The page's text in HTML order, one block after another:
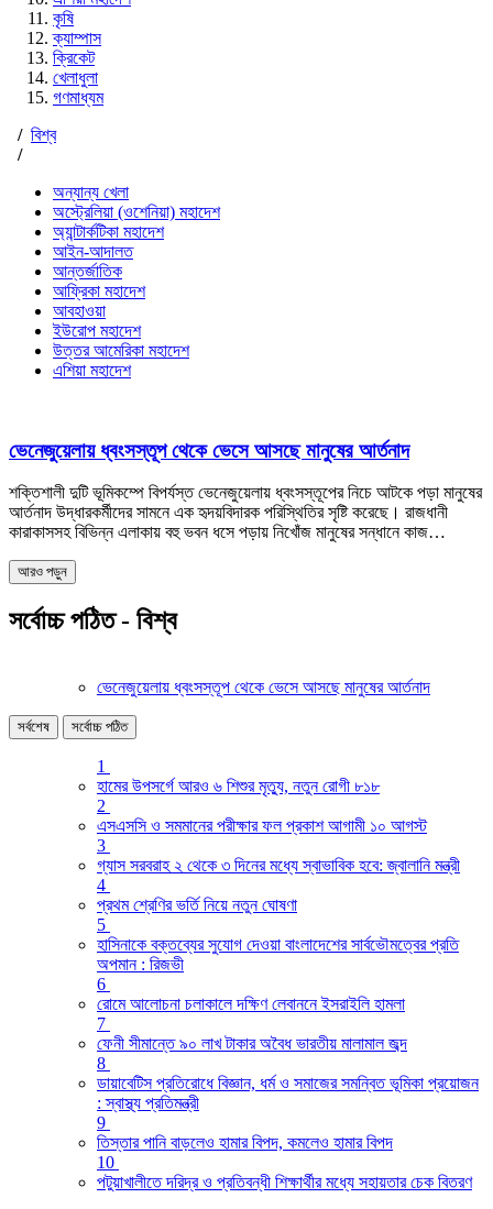
কৃষি
ক্যাম্পাস
ক্রিকেট
খেলাধুলা
গণমাধ্যম
/ বিশ্ব
/
অন্যান্য খেলা
অস্ট্রেলিয়া (ওশেনিয়া) মহাদেশ
অ্যান্টার্কটিকা মহাদেশ
আইন-আদালত
আন্তর্জাতিক
আফ্রিকা মহাদেশ
আবহাওয়া
ইউরোপ মহাদেশ
উত্তর আমেরিকা মহাদেশ
এশিয়া মহাদেশ
ভেনেজুয়েলায় ধ্বংসস্তূপ থেকে ভেসে আসছে মানুষের আর্তনাদ
শক্তিশালী দুটি ভূমিকম্পে বিপর্যস্ত ভেনেজুয়েলায় ধ্বংসস্তূপের নিচে আটকে পড়া মানুষের
আর্তনাদ উদ্ধারকর্মীদের সামনে এক হৃদয়বিদারক পরিস্থিতির সৃষ্টি করেছে। রাজধানী
কারাকাসসহ বিভিন্ন এলাকায় বহু ভবন ধসে পড়ায় নিখোঁজ মানুষের সন্ধানে কাজ…
আরও পড়ুন
সর্বোচ্চ পঠিত - বিশ্ব
ভেনেজুয়েলায় ধ্বংসস্তূপ থেকে ভেসে আসছে মানুষের আর্তনাদ
সর্বশেষ সর্বোচ্চ পঠিত
1
হামের উপসর্গে আরও ৬ শিশুর মৃত্যু, নতুন রোগী ৮১৮
2
এসএসসি ও সমমানের পরীক্ষার ফল প্রকাশ আগামী ১০ আগস্ট
3
গ্যাস সরবরাহ ২ থেকে ৩ দিনের মধ্যে স্বাভাবিক হবে: জ্বালানি মন্ত্রী
4
প্রথম শ্রেণির ভর্তি নিয়ে নতুন ঘোষণা
5
হাসিনাকে বক্তব্যের সুযোগ দেওয়া বাংলাদেশের সার্বভৌমত্বের প্রতি
অপমান : রিজভী
6
রোমে আলোচনা চলাকালে দক্ষিণ লেবাননে ইসরাইলি হামলা
7
ফেনী সীমান্তে ৯০ লাখ টাকার অবৈধ ভারতীয় মালামাল জব্দ
8
ডায়াবেটিস প্রতিরোধে বিজ্ঞান, ধর্ম ও সমাজের সমন্বিত ভূমিকা প্রয়োজন
: স্বাস্থ্য প্রতিমন্ত্রী
9
তিস্তার পানি বাড়লেও হামার বিপদ, কমলেও হামার বিপদ
10
পটুয়াখালীতে দরিদ্র ও প্রতিবন্ধী শিক্ষার্থীর মধ্যে সহায়তার চেক বিতরণ